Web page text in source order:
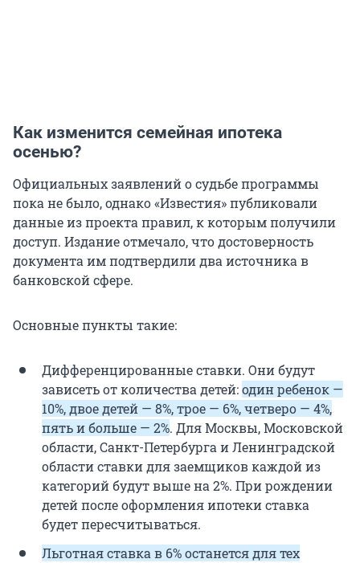
Как изменится семейная ипотека
осенью?
Официальных заявлений о судьбе программы
пока не было, однако «Известия» публиковали
данные из проекта правил, к которым получили
доступ. Издание отмечало, что достоверность
документа им подтвердили два источника в
банковской сфере.
Основные пункты такие:
Дифференцированные ставки. Они будут
зависеть от количества детей:один ребенок —
10%, двое детей — 8%, трое — 6%, четверо — 4%,
пять и больше — 2%. Для Москвы, Московской
области, Санкт-Петербурга и Ленинградской
области ставки для заемщиков каждой из
категорий будут выше на 2%. При рождении
детей после оформления ипотеки ставка
будет пересчитываться.
Льготная ставка в 6% останется для тех